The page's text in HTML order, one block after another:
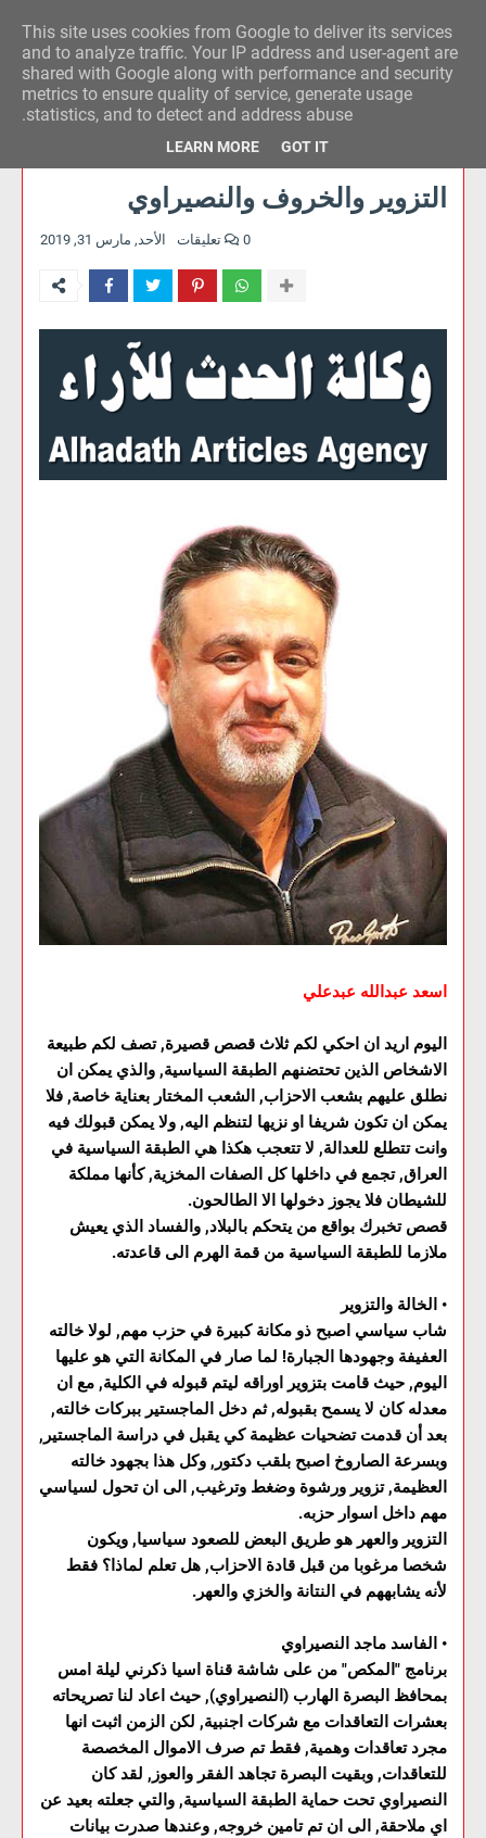
وكالة الحدث للآراء
التزوير والخروف والنصيراوي
الأحد, مارس 31, 2019 0 تعليقات
اسعد عبدالله عبدعلي
اليوم اريد ان احكي لكم ثلاث قصص قصيرة, تصف لكم طبيعة
الاشخاص الذين تحتضنهم الطبقة السياسية, والذي يمكن ان
نطلق عليهم بشعب الاحزاب, الشعب المختار بعناية خاصة, فلا
يمكن ان تكون شريفا او نزيها لتنظم اليه, ولا يمكن قبولك فيه
وانت تتطلع للعدالة, لا تتعجب هكذا هي الطبقة السياسية في
العراق, تجمع في داخلها كل الصفات المخزية, كأنها مملكة
للشيطان فلا يجوز دخولها الا الطالحون.
قصص تخبرك بواقع من يتحكم بالبلاد, والفساد الذي يعيش
ملازما للطبقة السياسية من قمة الهرم الى قاعدته.
• الخالة والتزوير
شاب سياسي اصبح ذو مكانة كبيرة في حزب مهم, لولا خالته
العفيفة وجهودها الجبارة! لما صار في المكانة التي هو عليها
اليوم, حيث قامت بتزوير اوراقه ليتم قبوله في الكلية, مع ان
معدله كان لا يسمح بقبوله, ثم دخل الماجستير ببركات خالته,
بعد أن قدمت تضحيات عظيمة كي يقبل في دراسة الماجستير,
وبسرعة الصاروخ اصبح بلقب دكتور, وكل هذا بجهود خالته
العظيمة, تزوير ورشوة وضغط وترغيب, الى ان تحول لسياسي
مهم داخل اسوار حزبه.
التزوير والعهر هو طريق البعض للصعود سياسيا, ويكون
شخصا مرغوبا من قبل قادة الاحزاب, هل تعلم لماذا؟ فقط
لأنه يشابههم في النتانة والخزي والعهر.
• الفاسد ماجد النصيراوي
برنامج "المكص" من على شاشة قناة اسيا ذكرني ليلة امس
بمحافظ البصرة الهارب (النصيراوي), حيث اعاد لنا تصريحاته
بعشرات التعاقدات مع شركات اجنبية, لكن الزمن اثبت انها
مجرد تعاقدات وهمية, فقط تم صرف الاموال المخصصة
للتعاقدات, وبقيت البصرة تجاهد الفقر والعوز, لقد كان
النصيراوي تحت حماية الطبقة السياسية, والتي جعلته بعيد عن
اي ملاحقة, الى ان تم تامين خروجه, وعندها صدرت بيانات
This site uses cookies from Google to deliver its services
and to analyze traffic. Your IP address and user-agent are
shared with Google along with performance and security
metrics to ensure quality of service, generate usage
statistics, and to detect and address abuse.
LEARN MORE GOT IT